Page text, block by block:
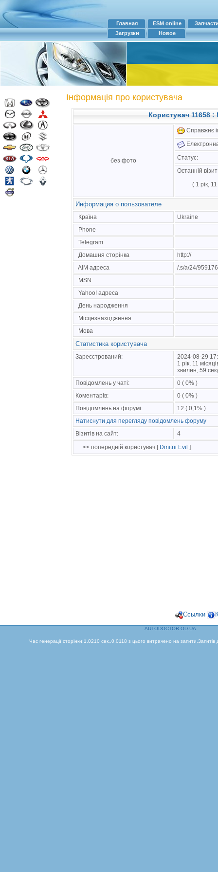
Главная ESM online
Загрузки
Новое
Інформація про користувача
Користувач 11658 :
без фото
Справжнє
Статус:
Останній
( 1 рік,
Информация о пользователе
Країна
Ukraine
Phone
Telegram
Домашня сторінка
http://
AIM адреса
/.s/a/24/
MSN
Yahoo! адреса
День народження
Місцезнаходження
Мова
Статистика користувача
Зареєстрований:
2024-08-29
1 рік, 11
хвилин, 59
Повідомлень у чаті:
0 ( 0% )
Коментарів:
0 ( 0% )
Повідомлень на форумі:
12 ( 0,1% )
Натиснути для перегляду повідомлень форуму
Візитів на сайт:
4
<< попередній користувач [ Dmitrii Evil ]
Ссылки
AUTODOCTOR.OD.UA
Час генерації сторінки:1.0210 сек.,0.0118 з цього витрачено на